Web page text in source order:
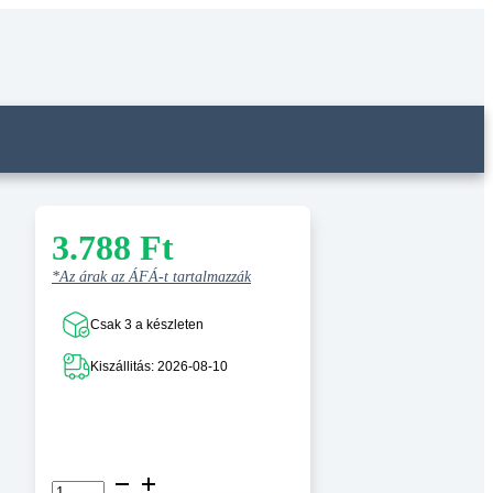
3.788 Ft
*Az árak az ÁFÁ-t tartalmazzák
Csak 3 a készleten
Kiszállitás: 2026-08-10
10